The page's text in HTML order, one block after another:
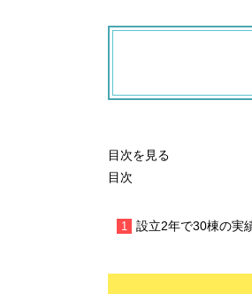
目次を見る
目次
設立2年で30棟の実